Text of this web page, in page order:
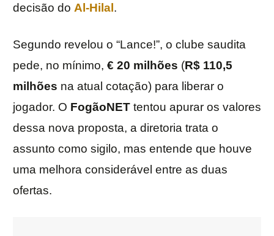
decisão do Al-Hilal .
Segundo revelou o “Lance!”, o clube saudita
pede, no mínimo, € 20 milhões (R$ 110,5
milhões na atual cotação) para liberar o
jogador. O FogãoNET tentou apurar os valores
dessa nova proposta, a diretoria trata o
assunto como sigilo, mas entende que houve
uma melhora considerável entre as duas
ofertas.